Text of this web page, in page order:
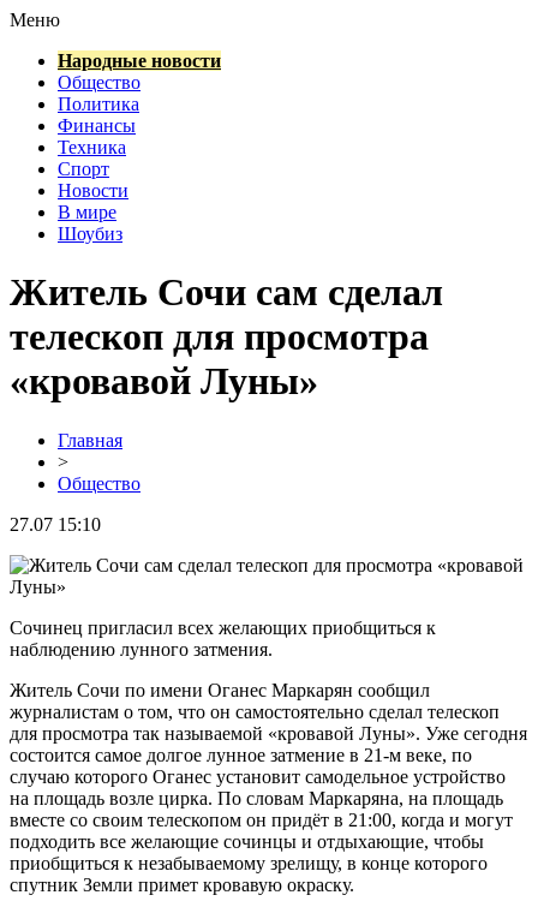
Меню
Народные новости
Общество
Политика
Финансы
Техника
Спорт
Новости
В мире
Шоубиз
Житель Сочи сам сделал
телескоп для просмотра
«кровавой Луны»
Главная
>
Общество
27.07 15:10
Сочинец пригласил всех желающих приобщиться к
наблюдению лунного затмения.
Житель Сочи по имени Оганес Маркарян сообщил
журналистам о том, что он самостоятельно сделал телескоп
для просмотра так называемой «кровавой Луны». Уже сегодня
состоится самое долгое лунное затмение в 21-м веке, по
случаю которого Оганес установит самодельное устройство
на площадь возле цирка. По словам Маркаряна, на площадь
вместе со своим телескопом он придёт в 21:00, когда и могут
подходить все желающие сочинцы и отдыхающие, чтобы
приобщиться к незабываемому зрелищу, в конце которого
спутник Земли примет кровавую окраску.